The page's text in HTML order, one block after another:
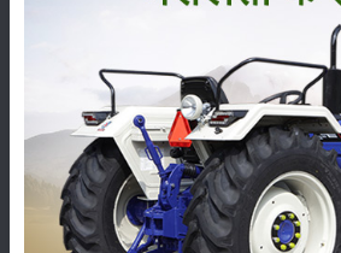
थायोमेथोक्जाम अथवा इमिडाक्लोप्रिड 1 से 2 ग्राम की
फसल